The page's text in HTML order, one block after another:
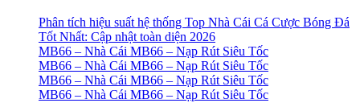
Phân tích hiệu suất hệ thống Top Nhà Cái Cá Cược Bóng Đá
Tốt Nhất: Cập nhật toàn diện 2026
MB66 – Nhà Cái MB66 – Nạp Rút Siêu Tốc
MB66 – Nhà Cái MB66 – Nạp Rút Siêu Tốc
MB66 – Nhà Cái MB66 – Nạp Rút Siêu Tốc
MB66 – Nhà Cái MB66 – Nạp Rút Siêu Tốc